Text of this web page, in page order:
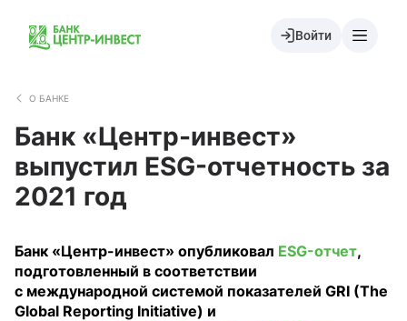
Войти
О БАНКЕ
Банк «Центр-инвест»
выпустил ESG-отчетность за
2021 год
Банк «Центр-инвест» опубликовал ESG-отчет,
подготовленный в соответствии
с международной системой показателей GRI (The
Global Reporting Initiative) и